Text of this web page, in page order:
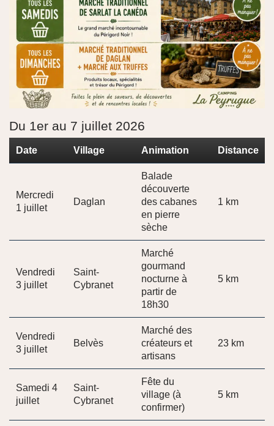
Du 1er au 7 juillet 2026
Date Village Animation Distance
Mercredi
1 juillet
Daglan
Balade
découverte
des cabanes
en pierre
sèche
1 km
Vendredi
3 juillet
Saint-
Cybranet
Marché
gourmand
nocturne à
partir de
18h30
5 km
Vendredi
3 juillet
Belvès
Marché des
créateurs et
artisans
23 km
Samedi 4
juillet
Saint-
Cybranet
Fête du
village (à
confirmer)
5 km